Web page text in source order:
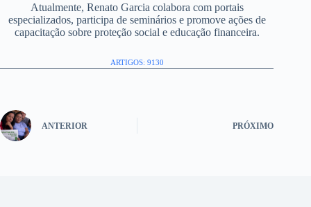
Atualmente, Renato Garcia colabora com portais
especializados, participa de seminários e promove ações de
capacitação sobre proteção social e educação financeira.
ARTIGOS: 9130
ANTERIOR PRÓXIMO